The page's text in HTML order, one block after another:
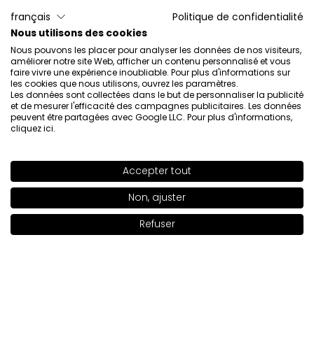
SHADE 76S >
Ajouter au panier | 11.00€
ÉPUISÉ
Mascara FALSE LASH EFFECT
18.00€
Touffes de faux cils
11.52€
français
Politique de confidentialité
Nous utilisons des cookies
Nous pouvons les placer pour analyser les données de nos visiteurs,
améliorer notre site Web, afficher un contenu personnalisé et vous
faire vivre une expérience inoubliable. Pour plus d'informations sur
les cookies que nous utilisons, ouvrez les paramètres.
Les données sont collectées dans le but de personnaliser la publicité
et de mesurer l'efficacité des campagnes publicitaires. Les données
peuvent être partagées avec Google LLC. Pour plus d'informations,
cliquez ici.
Accepter tout
Non, ajuster
Refuser